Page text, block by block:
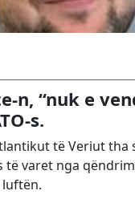
n, “nuk e
s.
të Veriut
të varet nga